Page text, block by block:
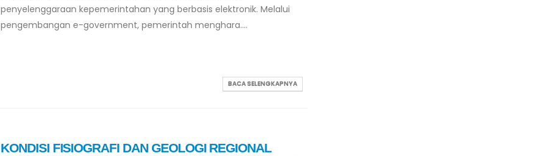
penyelenggaraan kepemerintahan yang berbasis elektronik. Melalui
pengembangan e-government, pemerintah menghara....
BACA SELENGKAPNYA
KONDISI FISIOGRAFI DAN GEOLOGI REGIONAL